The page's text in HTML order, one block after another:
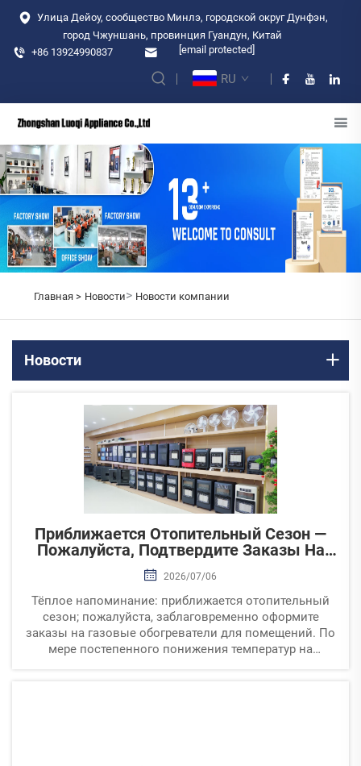
Улица Дейоу, сообщество Минлэ, городской округ Дунфэн,
город Чжуншань, провинция Гуандун, Китай
+86 13924990837
[email protected]
RU
Главная > Новости> Новости компании
Новости
Приближается Отопительный Сезон —
Пожалуйста, Подтвердите Заказы На
Газовые Обогреватели Для Помещений
Заранее
2026/07/06
Тёплое напоминание: приближается отопительный
сезон; пожалуйста, заблаговременно оформите
заказы на газовые обогреватели для помещений. По
мере постепенного понижения температур на